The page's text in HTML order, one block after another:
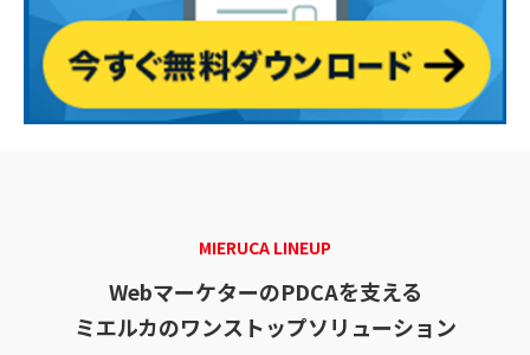
MIERUCA LINEUP
WebマーケターのPDCAを支える
ミエルカのワンストップソリューション